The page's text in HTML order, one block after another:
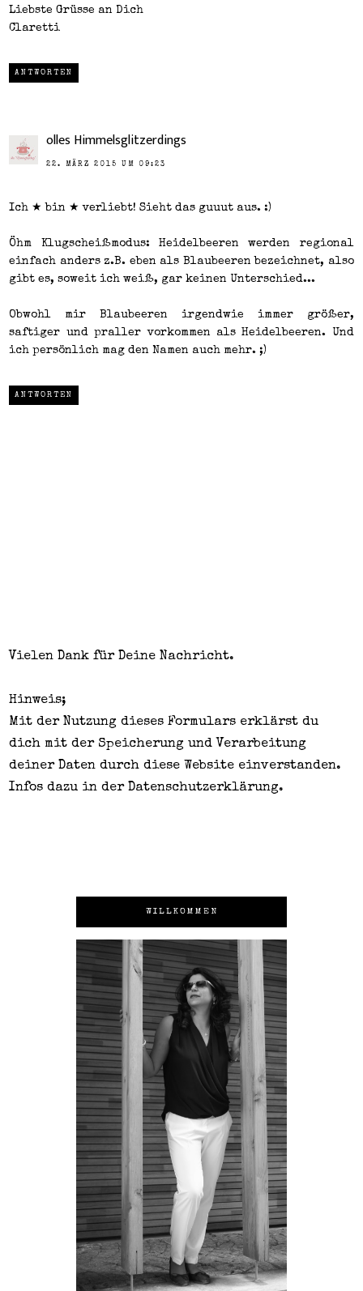
Liebste Grüsse an Dich
Claretti
ANTWORTEN
olles Himmelsglitzerdings
22. MÄRZ 2015 UM 09:23
Ich ★ bin ★ verliebt! Sieht das guuut aus. :)
Öhm Klugscheißmodus: Heidelbeeren werden regional
einfach anders z.B. eben als Blaubeeren bezeichnet, also
gibt es, soweit ich weiß, gar keinen Unterschied...
Obwohl mir Blaubeeren irgendwie immer größer,
saftiger und praller vorkommen als Heidelbeeren. Und
ich persönlich mag den Namen auch mehr. ;)
ANTWORTEN
Vielen Dank für Deine Nachricht.
Hinweis;
Mit der Nutzung dieses Formulars erklärst du
dich mit der Speicherung und Verarbeitung
deiner Daten durch diese Website einverstanden.
Infos dazu in derDatenschutzerklärung.
WILLKOMMEN